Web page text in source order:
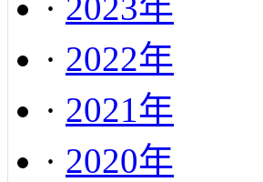
· 2023年
· 2022年
· 2021年
· 2020年